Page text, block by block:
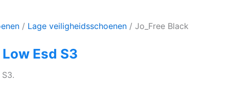
/ Lage veiligheidsschoenen / Jo_Free Black
Esd S3